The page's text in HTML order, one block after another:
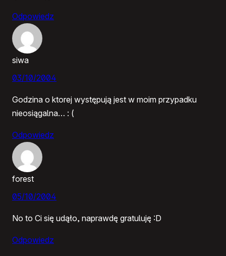
Odpowiedz
siwa
03/10/2004
Godzina o ktorej występują jest w moim przypadku
nieosiągalna… : (
Odpowiedz
forest
05/10/2004
No to Ci się udąło, naprawdę gratuluję :D
Odpowiedz